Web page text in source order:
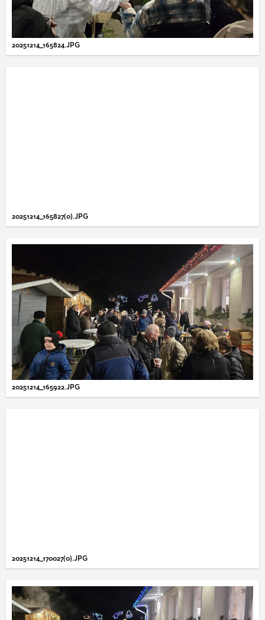
20251214_165824.JPG
20251214_165827(0).JPG
20251214_165922.JPG
20251214_170027(0).JPG